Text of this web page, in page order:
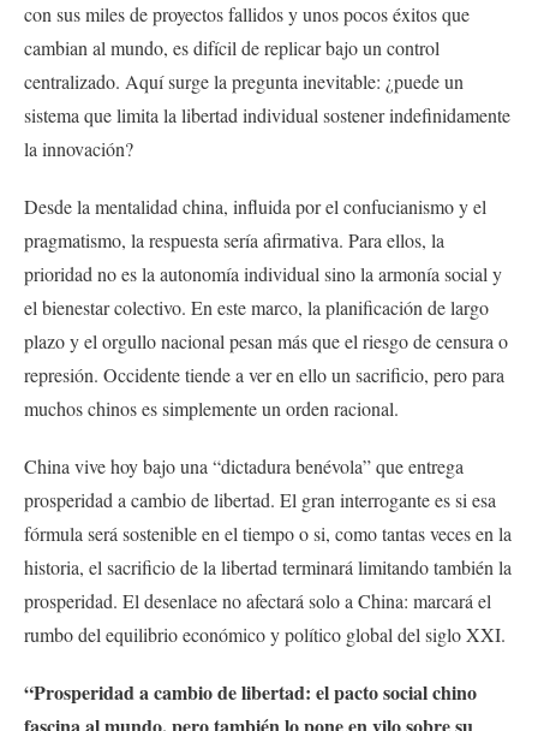
con sus miles de proyectos fallidos y unos pocos éxitos que
cambian al mundo, es difícil de replicar bajo un control
centralizado. Aquí surge la pregunta inevitable: ¿puede un
sistema que limita la libertad individual sostener indefinidamente
la innovación?
Desde la mentalidad china, influida por el confucianismo y el
pragmatismo, la respuesta sería afirmativa. Para ellos, la
prioridad no es la autonomía individual sino la armonía social y
el bienestar colectivo. En este marco, la planificación de largo
plazo y el orgullo nacional pesan más que el riesgo de censura o
represión. Occidente tiende a ver en ello un sacrificio, pero para
muchos chinos es simplemente un orden racional.
China vive hoy bajo una “dictadura benévola” que entrega
prosperidad a cambio de libertad. El gran interrogante es si esa
fórmula será sostenible en el tiempo o si, como tantas veces en la
historia, el sacrificio de la libertad terminará limitando también la
prosperidad. El desenlace no afectará solo a China: marcará el
rumbo del equilibrio económico y político global del siglo XXI.
“Prosperidad a cambio de libertad: el pacto social chino